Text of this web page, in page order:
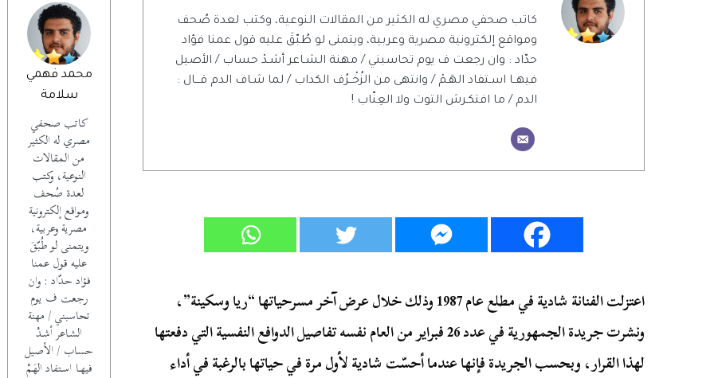
محمد فهمي
سلامة
كاتب صحفي
مصري له الكثير
من المقالات
النوعية، وكتب
لعدة صُحف
ومواقع إلكترونية
مصرية وعربية،
ويتمنى لو طُبّقَ
عليه قول عمنا
فؤاد حدّاد : وان
رجعت ف يوم
تحاسبني / مهنة
الشـاعر أشـدْ
حساب / الأصيل
فيهــا اسـتفاد الهَـمْ
كاتب صحفي مصري له الكثير من المقالات النوعية، وكتب لعدة صُحف
ومواقع إلكترونية مصرية وعربية، ويتمنى لو طُبّقَ عليه قول عمنا فؤاد
حدّاد : وان رجعت ف يوم تحاسبني / مهنة الشـاعر أشـدْ حساب / الأصيل
فيهــا اسـتفاد الهَـمْ / وانتهى من الزُخْــرُف الكداب / لما شـاف الدم قـــال :
الدم / ما افتكـرش التوت ولا العِنّاب !
اعتزلت الفنانة شادية في مطلع عام 1987 وذلك خلال عرض آخر مسرحياتها “ريا وسكينة”،
ونشرت جريدة الجمهورية في عدد 26 فبراير من العام نفسه تفاصيل الدوافع النفسية التي دفعتها
لهذا القرار، وبحسب الجريدة فإنها عندما أحسّت شادية لأول مرة في حياتها بالرغبة في أداء